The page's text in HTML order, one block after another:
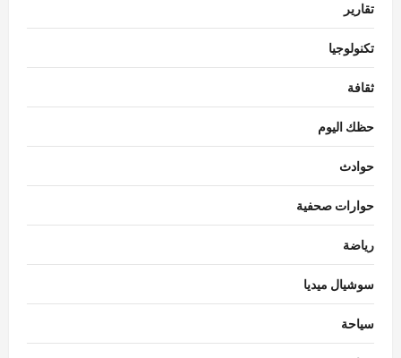
تقارير
تكنولوجيا
ثقافة
حظك اليوم
حوادث
حوارات صحفية
رياضة
سوشيال ميديا
سياحة